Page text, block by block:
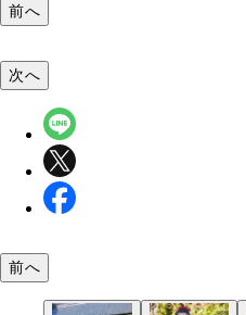
前へ
次へ
前へ